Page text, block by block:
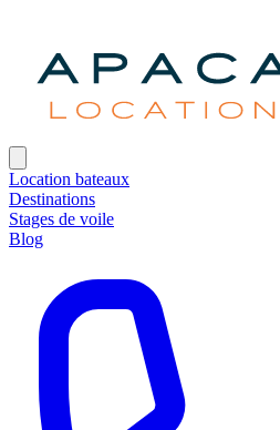
Location bateaux
Destinations
Stages de voile
Blog